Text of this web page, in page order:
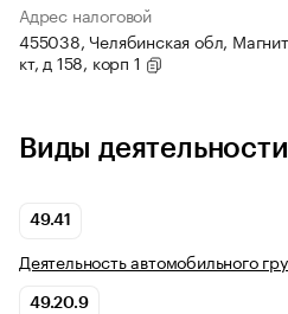
Адрес налоговой
455038, Челябинская обл,
кт, д 158, корп 1
Виды деятельности
49.41
Деятельность автомобильного
49.20.9